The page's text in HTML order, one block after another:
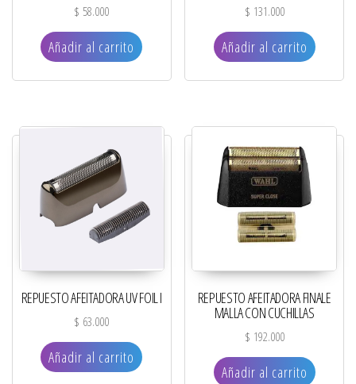
$ 58.000
Añadir al carrito
$ 131.000
Añadir al carrito
REPUESTO AFEITADORA UV FOIL I
$ 63.000
Añadir al carrito
REPUESTO AFEITADORA FINALE
MALLA CON CUCHILLAS
$ 192.000
Añadir al carrito